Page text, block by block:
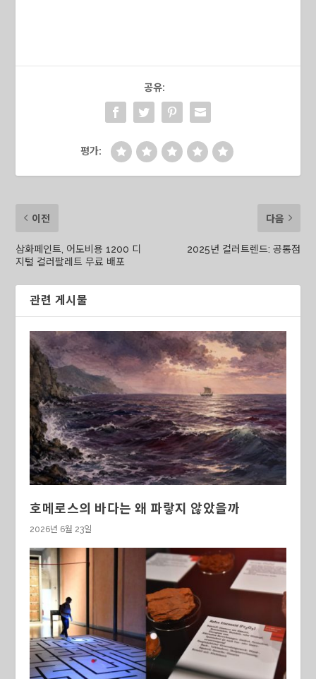
공유:
평가:
이전
삼화페인트, 어도비용 1200 디
지털 컬러팔레트 무료 배포
다음
2025년 컬러트렌드: 공통점
관련 게시물
호메로스의 바다는 왜 파랗지 않았을까
2026년 6월 23일